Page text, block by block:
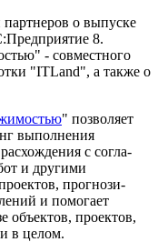
о выпуске
8.
- совместного
"ITLand", а также о
" позволяет
выполнения
с согла­
и другими
прогно­зи­
и помогает
объектов, проектов,
в целом.